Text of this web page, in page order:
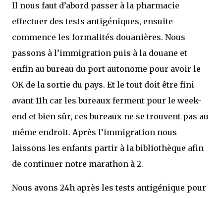
Il nous faut d’abord passer à la pharmacie
effectuer des tests antigéniques, ensuite
commence les formalités douanières. Nous
passons à l’immigration puis à la douane et
enfin au bureau du port autonome pour avoir le
OK de la sortie du pays. Et le tout doit être fini
avant 11h car les bureaux ferment pour le week-
end et bien sûr, ces bureaux ne se trouvent pas au
même endroit. Après l’immigration nous
laissons les enfants partir à la bibliothèque afin
de continuer notre marathon à 2.
Nous avons 24h après les tests antigénique pour